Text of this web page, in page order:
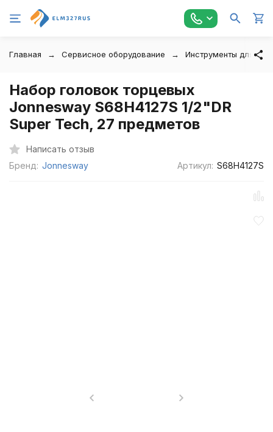
Главная Сервисное оборудование Инструменты для
Набор головок торцевых
Jonnesway S68H4127S 1/2"DR
Super Tech, 27 предметов
Написать отзыв
Бренд: Jonnesway Артикул: S68H4127S